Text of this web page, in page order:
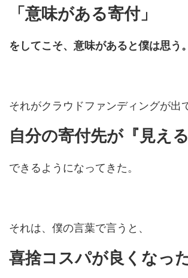
「意味がある寄付」
をしてこそ、意味があると僕は思う。
それがクラウドファンディングが出
自分の寄付先が『見える
できるようになってきた。
それは、僕の言葉で言うと、
喜捨コスパが良くなっ